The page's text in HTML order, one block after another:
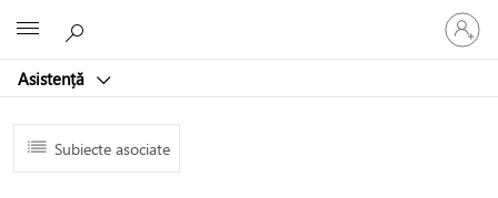
Asistență
vă
la
dvs.
Subiecte asociate